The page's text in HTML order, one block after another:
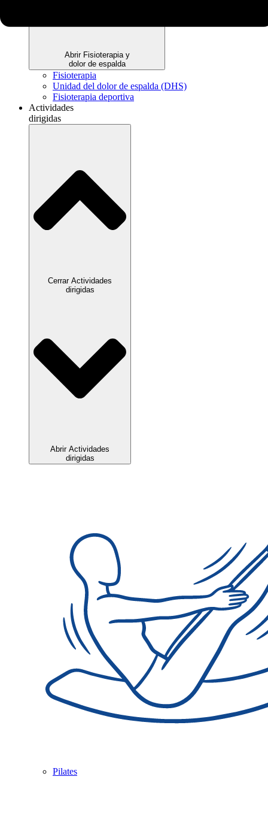
Abrir Fisioterapia y
dolor de espalda
Fisioterapia
Unidad del dolor de espalda (DHS)
Fisioterapia deportiva
Actividades
dirigidas
Cerrar Actividades
dirigidas
Abrir Actividades
dirigidas
Pilates